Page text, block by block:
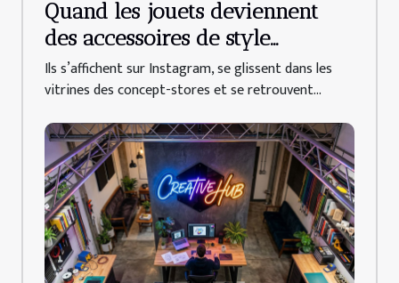
Quand les jouets deviennent
des accessoires de style
inattendus
Ils s’affichent sur Instagram, se glissent dans les
vitrines des concept-stores et se retrouvent...